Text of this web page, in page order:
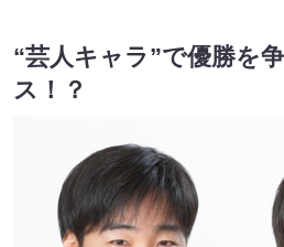
“芸人キャラ”で優勝を
ス！？